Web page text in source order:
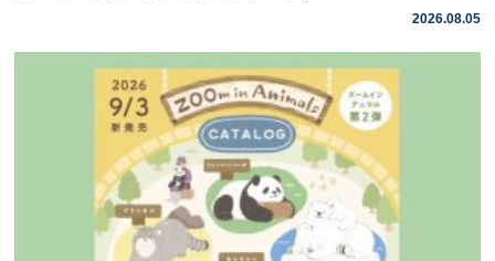
2026.08.05